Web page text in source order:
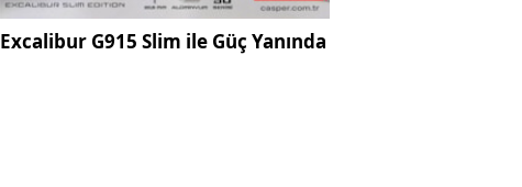
Excalibur G915 Slim ile Güç Yanında